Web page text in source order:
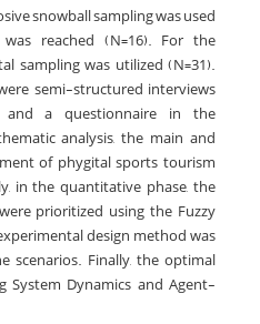
snowball sampling was used
reached (N=16). For the
sampling was utilized (N=31).
semi-structured interviews
a questionnaire in the
analysis, the main and
of phygital sports tourism
in the quantitative phase, the
prioritized using the Fuzzy
design method was
Finally, the optimal
System Dynamics and Agent-